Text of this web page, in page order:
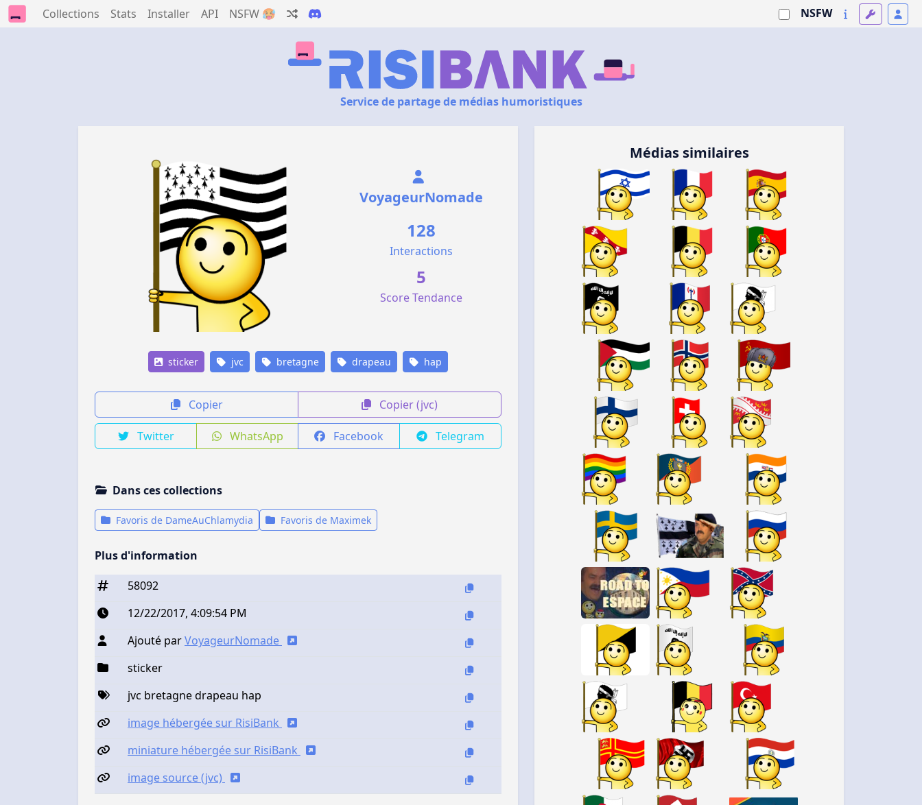
Collections Stats Installer API NSFW 🥵 NSFW
Service de partage de médias humoristiques
VoyageurNomade
128
Interactions
5
Score Tendance
sticker jvc bretagne drapeau hap
Copier Copier (jvc)
Twitter WhatsApp Facebook Telegram
Dans ces collections
Favoris de DameAuChlamydia Favoris de Maximek
Plus d'information
58092
12/22/2017, 4:09:54 PM
Ajouté parVoyageurNomade
sticker
jvc bretagne drapeau hap
image hébergée sur RisiBank
miniature hébergée sur RisiBank
image source (jvc)
Médias similaires